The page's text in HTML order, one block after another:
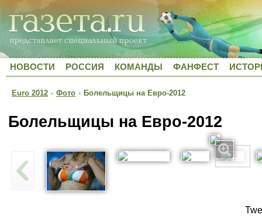
НОВОСТИ РОССИЯ КОМАНДЫ ФАНФЕСТ
Euro 2012 › Фото › Болельщицы на Евро-2012
Болельщицы на Евро-2012